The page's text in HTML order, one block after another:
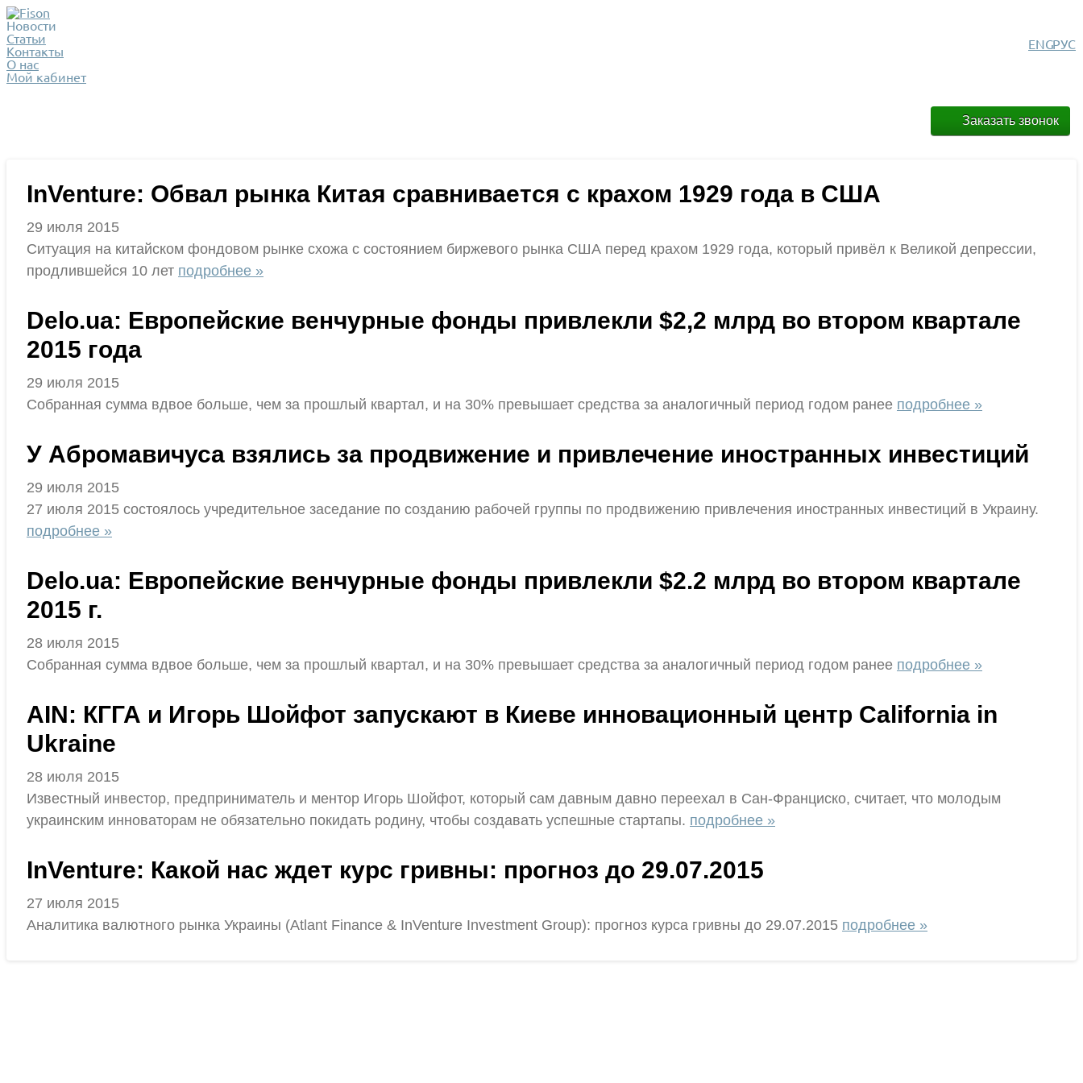
РУС
ENG
Новости
Статьи
Контакты
О нас
Мой кабинет
Заказать звонок
InVenture: Обвал рынка Китая сравнивается с крахом 1929 года в США
29 июля 2015
Ситуация на китайском фондовом рынке схожа с состоянием биржевого рынка США перед крахом 1929 года, который привёл к Великой депрессии,
продлившейся 10 лет подробнее »
Delo.ua: Европейские венчурные фонды привлекли $2,2 млрд во втором квартале
2015 года
29 июля 2015
Собранная сумма вдвое больше, чем за прошлый квартал, и на 30% превышает средства за аналогичный период годом ранее подробнее »
У Абромавичуса взялись за продвижение и привлечение иностранных инвестиций
29 июля 2015
27 июля 2015 состоялось учредительное заседание по созданию рабочей группы по продвижению привлечения иностранных инвестиций в Украину.
подробнее »
Delo.ua: Европейские венчурные фонды привлекли $2.2 млрд во втором квартале
2015 г.
28 июля 2015
Собранная сумма вдвое больше, чем за прошлый квартал, и на 30% превышает средства за аналогичный период годом ранее подробнее »
AIN: КГГА и Игорь Шойфот запускают в Киеве инновационный центр California in
Ukraine
28 июля 2015
Известный инвестор, предприниматель и ментор Игорь Шойфот, который сам давным давно переехал в Сан-Франциско, считает, что молодым
украинским инноваторам не обязательно покидать родину, чтобы создавать успешные стартапы. подробнее »
InVenture: Какой нас ждет курс гривны: прогноз до 29.07.2015
27 июля 2015
Аналитика валютного рынка Украины (Atlant Finance & InVenture Investment Group): прогноз курса гривны до 29.07.2015 подробнее »